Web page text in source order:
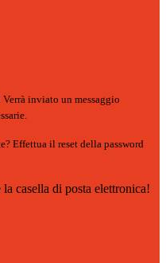
Verrà inviato un messaggio
Effettua il reset della password
casella di posta elettronica!